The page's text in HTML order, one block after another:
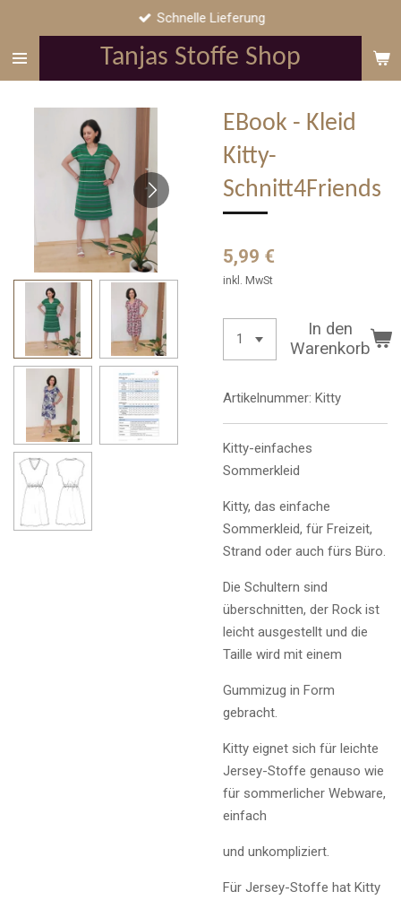
springen
Tanjas Stoffe Shop
Schnelle Lieferung
EBook - Kleid
Kitty-
Schnitt4Friends
5,99 €
inkl. MwSt
In den
Warenkorb
Artikelnummer: Kitty
Kitty-einfaches
Sommerkleid
Kitty, das einfache
Sommerkleid, für Freizeit,
Strand oder auch fürs Büro.
Die Schultern sind
überschnitten, der Rock ist
leicht ausgestellt und die
Taille wird mit einem
Gummizug in Form
gebracht.
Kitty eignet sich für leichte
Jersey-Stoffe genauso wie
für sommerlicher Webware,
einfach
und unkompliziert.
Für Jersey-Stoffe hat Kitty